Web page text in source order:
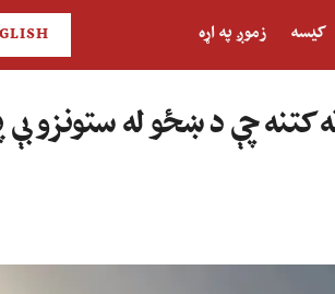
کیسه زموږ په اړه
چې د ښځو له ستونزو